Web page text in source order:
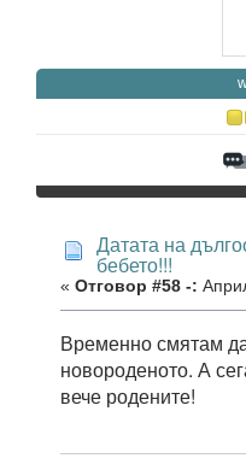
Датата на
бебето!!!
« Отговор #58 -:
Временно смятам
новороденото. А
вече родените!